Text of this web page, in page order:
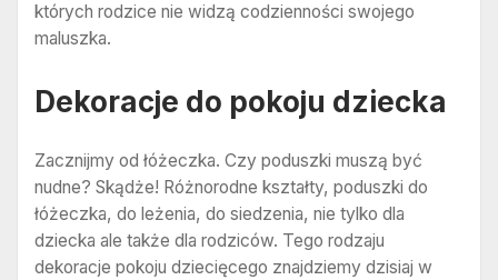
których rodzice nie widzą codzienności swojego
maluszka.
Dekoracje do pokoju dziecka
Zacznijmy od łóżeczka. Czy poduszki muszą być
nudne? Skądże! Różnorodne kształty, poduszki do
łóżeczka, do leżenia, do siedzenia, nie tylko dla
dziecka ale także dla rodziców. Tego rodzaju
dekoracje pokoju dziecięcego znajdziemy dzisiaj w